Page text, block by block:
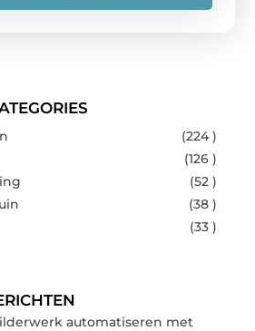
(224 )
(126 )
(52 )
(38 )
(33 )
automatiseren met